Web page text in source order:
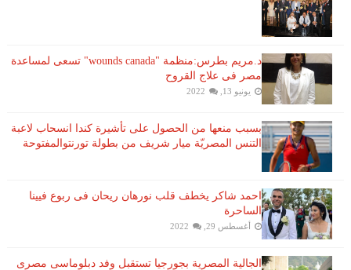
د.مريم بطرس:منظمة "wounds canada" تسعى لمساعدة
مصر فى علاج القروح
يونيو 13, 2022
بسبب منعها من الحصول على تأشيرة كندا انسحاب لاعبة ​
التنس​ المصريّة ​ميار شريف​ من بطولة ​تورنتو​المفتوحة
احمد شاكر يخطف قلب نورهان ريحان فى ربوع فيينا
الساحرة
أغسطس 29, 2022
الجالية المصرية بجورجيا تستقبل وفد دبلوماسى مصرى